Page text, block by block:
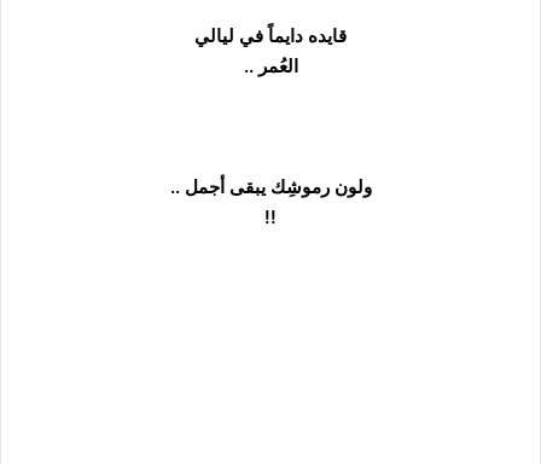
قايده دايماً في ليالي
العُمر ..
ولون رموشِك يبقى أجمل ..
!!